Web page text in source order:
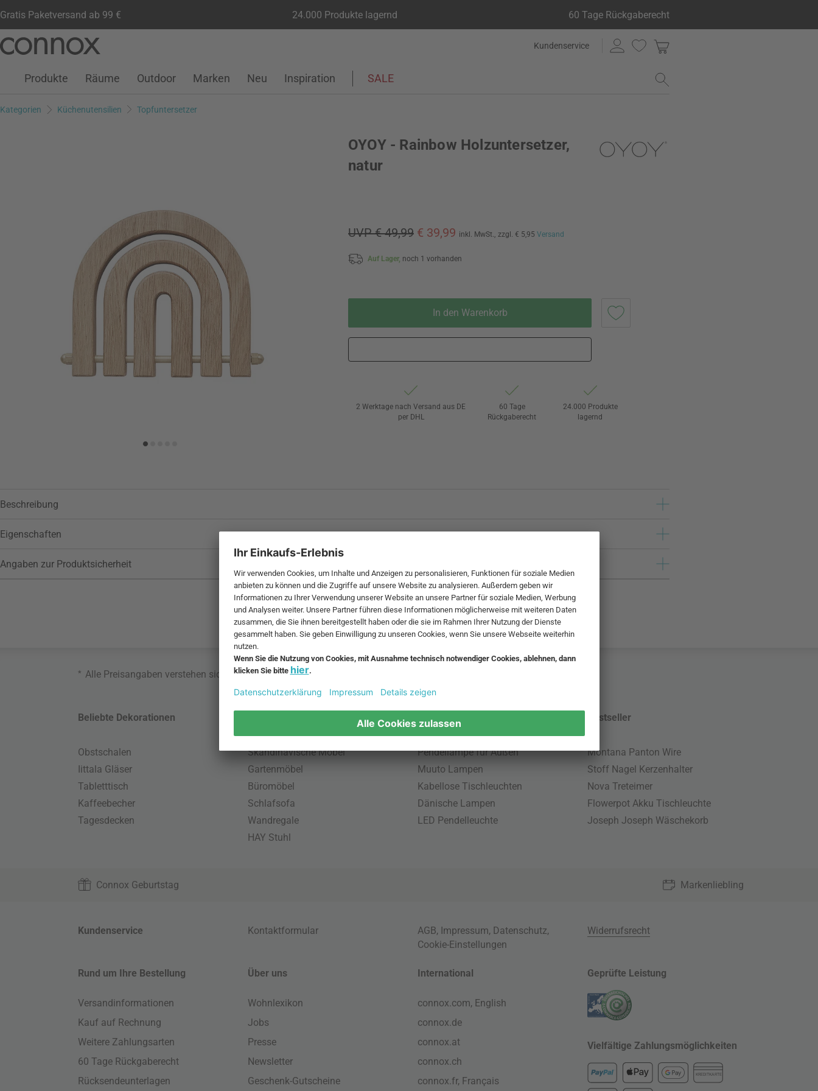
Gratis Paketversand ab 99 € 24.000 Produkte lagernd 60 Tage Rückgaberecht
Seiteninhalt
Suchfeld
Kundenservice
Kundenkonto
Wunschliste
Warenkorb
Produkte Räume Outdoor Marken Neu Inspiration SALE
Kategorien Küchenutensilien Topfuntersetzer
OYOY - Rainbow Holzuntersetzer,
natur
UVP € 49,99 € 39,99 inkl. MwSt., zzgl. € 5,95 Versand
Auf Lager, noch 1 vorhanden
In den Warenkorb
2 Werktage nach Versand aus DE
per DHL
60 Tage
Rückgaberecht
24.000 Produkte
lagernd
Beschreibung
Eigenschaften
Angaben zur Produktsicherheit
* Alle Preisangaben verstehen sich inklusive MwSt. und zzgl.
Beliebte Dekorationen
Obstschalen
Iittala Gläser
Tabletttisch
Kaffeebecher
Tagesdecken
Skandinavische Möbel
Gartenmöbel
Büromöbel
Schlafsofa
Wandregale
HAY Stuhl
Beliebte Leuchten
Pendellampe für Außen
Muuto Lampen
Kabellose Tischleuchten
Dänische Lampen
LED Pendelleuchte
Bestseller
Montana Panton Wire
Stoff Nagel Kerzenhalter
Nova Treteimer
Flowerpot Akku Tischleuchte
Joseph Joseph Wäschekorb
Connox Geburtstag Markenliebling
Kundenservice Kontaktformular AGB, Impressum, Datenschutz,
Cookie-Einstellungen
Widerrufsrecht
Rund um Ihre Bestellung
Versandinformationen
Kauf auf Rechnung
Weitere Zahlungsarten
60 Tage Rückgaberecht
Rücksendeunterlagen
Über uns
Wohnlexikon
Jobs
Presse
Newsletter
Geschenk-Gutscheine
International
connox.com, English
connox.de
connox.at
connox.ch
connox.fr, Français
Geprüfte Leistung
Vielfältige Zahlungsmöglichkeiten
KREDITKARTE